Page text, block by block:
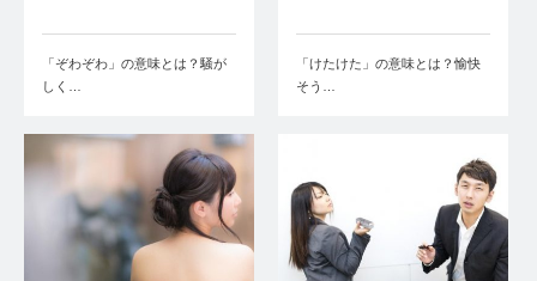
「ぞわぞわ」の意味とは？騒が
しく…
「けたけた」の意味とは？愉快
そう…